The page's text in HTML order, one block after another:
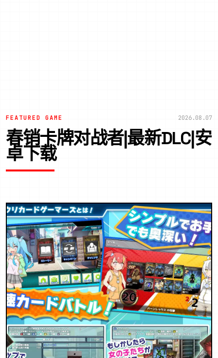
FEATURED GAME 2026.08.07
春销卡牌对战者|最新DLC|安
卓下载